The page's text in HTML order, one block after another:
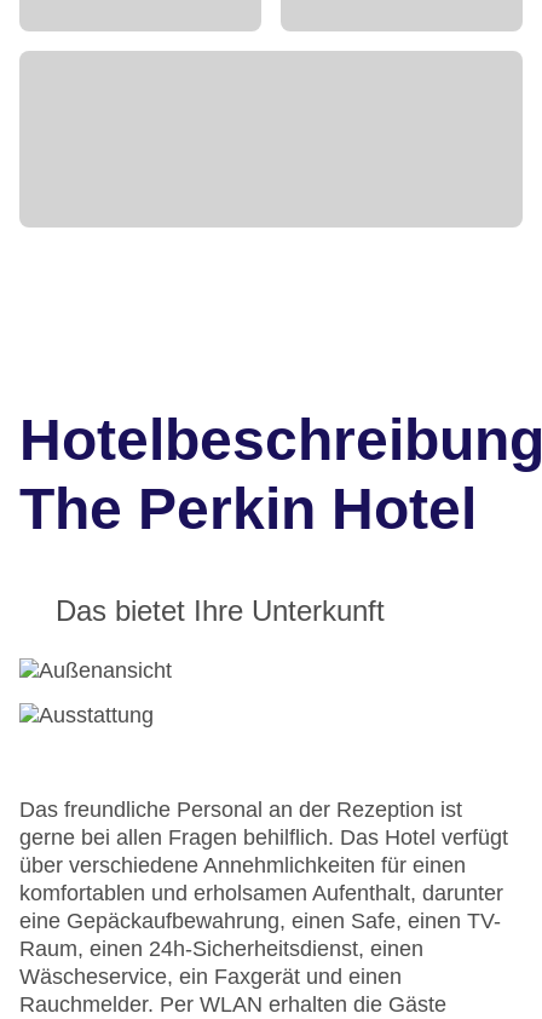
The Perkin Hotel
Das bietet Ihre Unterkunft
Das freundliche Personal an der Rezeption ist
gerne bei allen Fragen behilflich. Das Hotel verfügt
über verschiedene Annehmlichkeiten für einen
komfortablen und erholsamen Aufenthalt, darunter
eine Gepäckaufbewahrung, einen Safe, einen TV-
Raum, einen 24h-Sicherheitsdienst, einen
Wäscheservice, ein Faxgerät und einen
Rauchmelder. Per WLAN erhalten die Gäste